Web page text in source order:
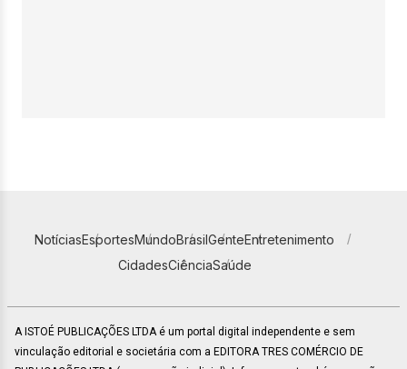
NotíciasEsportesMundoBrasilGenteEntretenimento
CidadesCiênciaSaúde
A ISTOÉ PUBLICAÇÕES LTDA é um portal digital independente e sem
vinculação editorial e societária com a EDITORA TRES COMÉRCIO DE